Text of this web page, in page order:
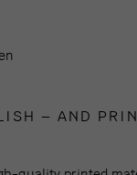
– AND